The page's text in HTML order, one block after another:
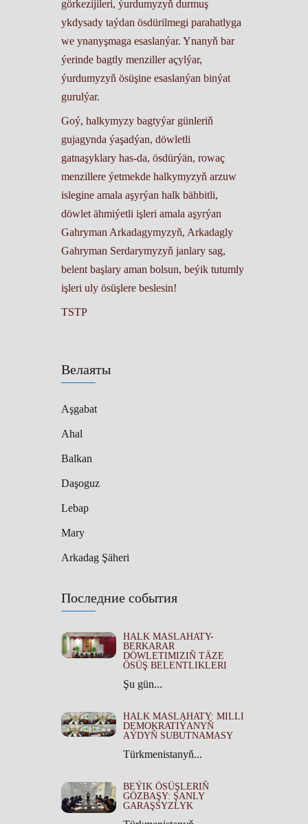
Велаяты
Aşgabat
Ahal
Balkan
Daşoguz
Lebap
Mary
Arkadag Şäheri
Последние события
HALK MASLAHATY-
BERKARAR
DÖWLETIMIZIŇ TÄZE
ÖSÜŞ BELENTLIKLERI
Şu gün...
HALK MASLAHATY: MILLI
DEMOKRATIÝANYŇ
AÝDYŇ SUBUTNAMASY
Türkmenistanyň...
BEÝIK ÖSÜŞLERIŇ
GÖZBAŞY: ŞANLY
GARAŞSYZLYK
görkezijileri, ýurdumyzyň durmuş
ykdysady taýdan ösdürilmegi parahatlyga
we ynanyşmaga esaslanýar. Ynanyň bar
ýerinde bagtly menziller açylýar,
ýurdumyzyň ösüşine esaslanýan binýat
gurulýar.
Goý, halkymyzy bagtyýar günleriň
gujagynda ýaşadýan, döwletli
gatnaşyklary has-da, ösdürýän, rowaç
menzillere ýetmekde halkymyzyň arzuw
islegine amala aşyrýan halk bähbitli,
döwlet ähmiýetli işleri amala aşyrýan
Gahryman Arkadagymyzyň, Arkadagly
Gahryman Serdarymyzyň janlary sag,
belent başlary aman bolsun, beýik tutumly
işleri uly ösüşlere beslesin!
TSTP